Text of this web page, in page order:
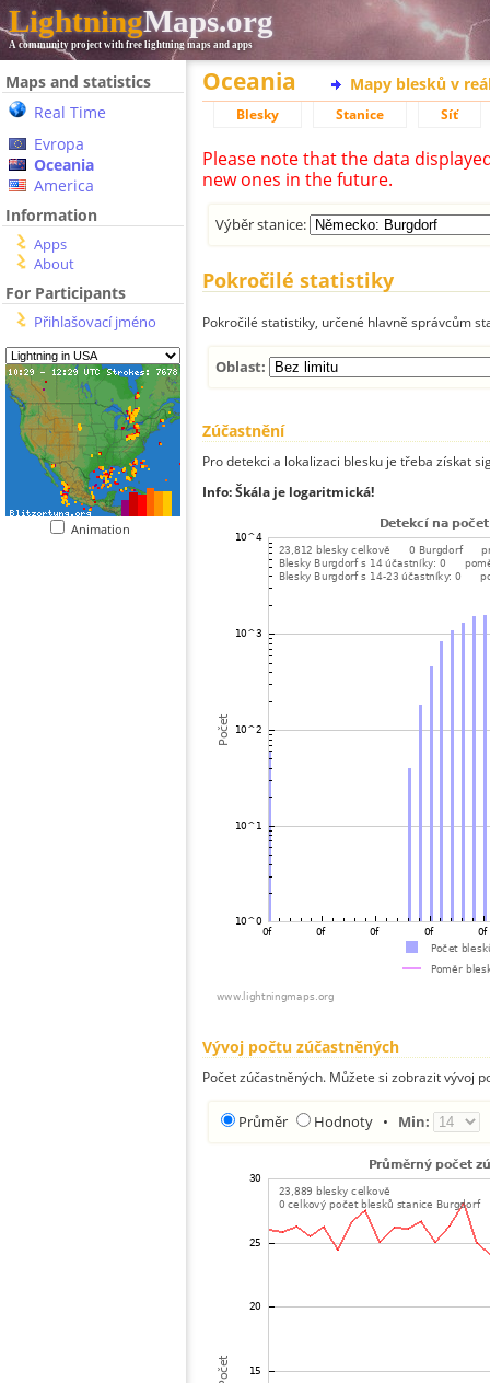
LightningMaps.org
A community project with free lightning maps and apps
Maps and statistics
Real Time
Evropa
Oceania
America
Information
Apps
About
For Participants
Přihlašovací jméno
Animation
Oceania Mapy blesků v
Blesky Stanice Síť
Please note that the data
new ones in the future.
Výběr stanice:
Pokročilé statistiky
Pokročilé statistiky, určené hlavně správcům
Oblast:
Zúčastnění
Pro detekci a lokalizaci blesku je třeba získat
Info: Škála je logaritmická!
Vývoj počtu zúčastněných
Počet zúčastněných. Můžete si zobrazit vývoj
Průměr Hodnoty • Min: